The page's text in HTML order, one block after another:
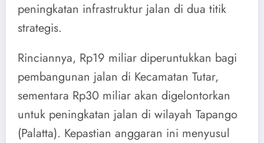
peningkatan infrastruktur jalan di dua titik
strategis.
Rinciannya, Rp19 miliar diperuntukkan bagi
pembangunan jalan di Kecamatan Tutar,
sementara Rp30 miliar akan digelontorkan
untuk peningkatan jalan di wilayah Tapango
(Palatta). Kepastian anggaran ini menyusul